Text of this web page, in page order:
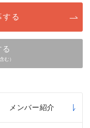
する
む）
メンバー紹介